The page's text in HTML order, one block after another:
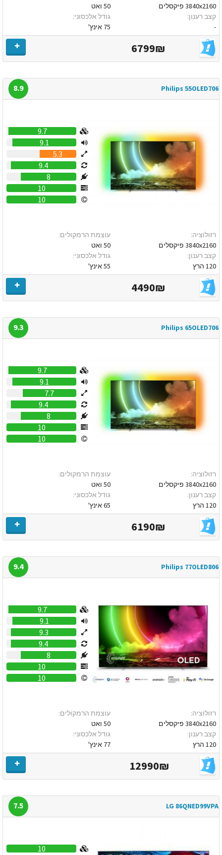
3840x2160 פיקסלים
קצב רענון:
-
50 ואט
גודל אלכסוני:
75 אינץ'
6799₪
Philips 55OLED706
8.9
9.7
9.1
5.3
9.4
8
10
10
רזולוציה:
3840x2160 פיקסלים
קצב רענון:
120 הרץ
עוצמת הרמקולים:
50 ואט
גודל אלכסוני:
55 אינץ'
4490₪
Philips 65OLED706
9.3
9.7
9.1
7.7
9.4
8
10
10
רזולוציה:
3840x2160 פיקסלים
קצב רענון:
120 הרץ
עוצמת הרמקולים:
50 ואט
גודל אלכסוני:
65 אינץ'
6190₪
Philips 77OLED806
9.4
9.7
9.1
9.3
9.4
8
10
10
רזולוציה:
3840x2160 פיקסלים
קצב רענון:
120 הרץ
עוצמת הרמקולים:
50 ואט
גודל אלכסוני:
77 אינץ'
12990₪
LG 86QNED99VPA
7.5
10